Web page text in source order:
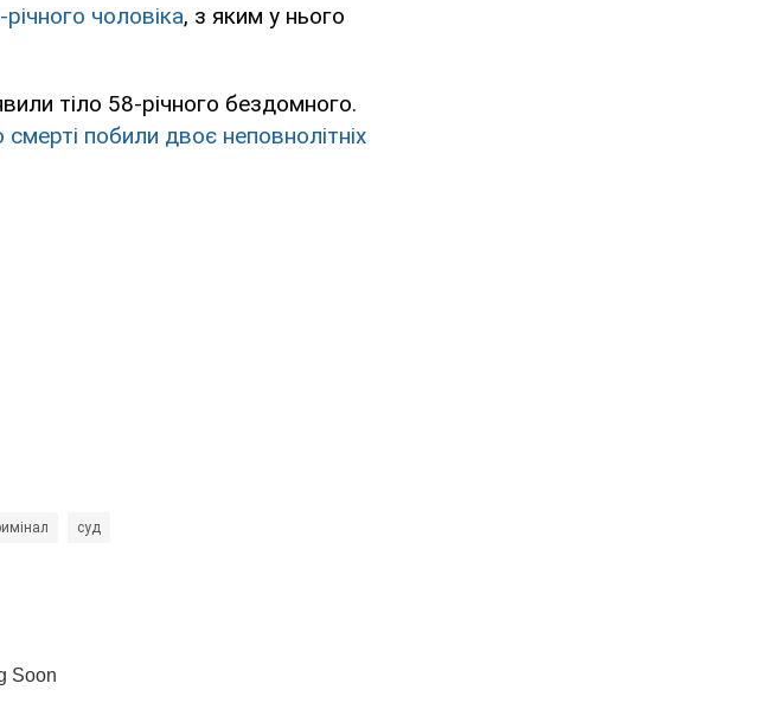
чоловіка, з яким у нього
тіло 58-річного бездомного.
смерті побили двоє неповнолітніх
суд